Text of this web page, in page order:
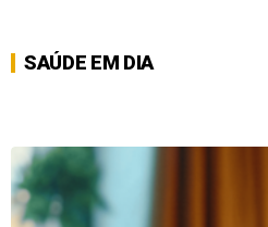
SAÚDE EM DIA